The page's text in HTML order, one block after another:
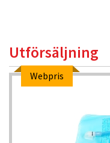
Utförsäljning
Webpris